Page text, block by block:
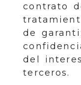
contrato
de
del
terceros.